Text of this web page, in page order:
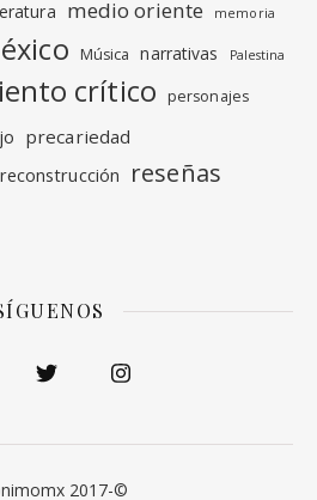
medio oriente memoria
Música narrativas Palestina
crítico personajes
precariedad
reconstrucción reseñas
2017-©